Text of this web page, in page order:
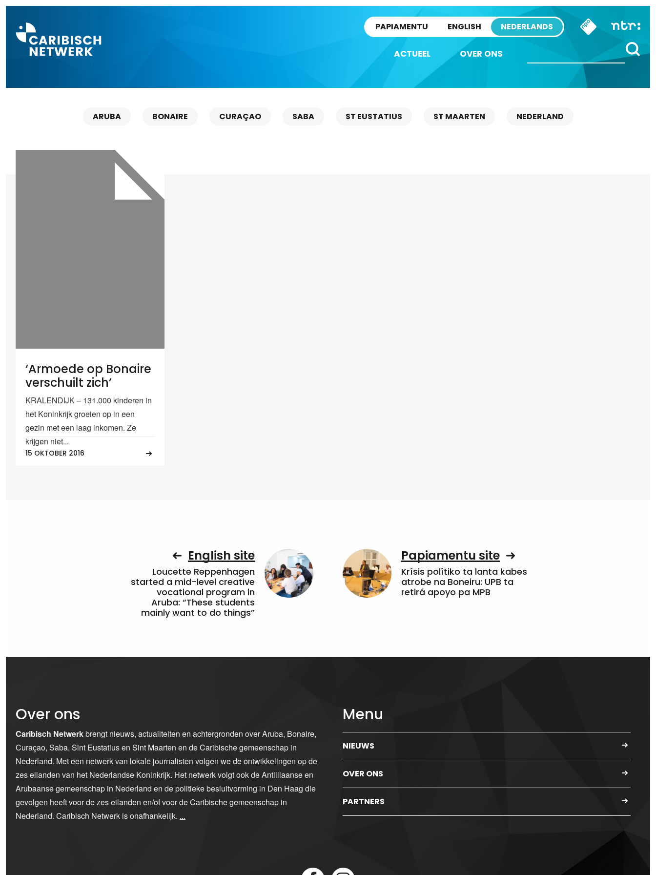
PAPIAMENTU ENGLISH NEDERLANDS
ACTUEEL OVER ONS
ARUBA BONAIRE CURAÇAO SABA ST EUSTATIUS ST MAARTEN NEDERLAND
‘Armoede op Bonaire
verschuilt zich’
KRALENDIJK – 131.000 kinderen in
het Koninkrijk groeien op in een
gezin met een laag inkomen. Ze
krijgen niet...
15 OKTOBER 2016
English site
Loucette Reppenhagen
started a mid-level creative
vocational program in
Aruba: “These students
mainly want to do things”
Papiamentu site
Krísis polítiko ta lanta kabes
atrobe na Boneiru: UPB ta
retirá apoyo pa MPB
Over ons
Caribisch Netwerkbrengt nieuws, actualiteiten en achtergronden over Aruba, Bonaire,
Curaçao, Saba, Sint Eustatius en Sint Maarten en de Caribische gemeenschap in
Nederland. Met een netwerk van lokale journalisten volgen we de ontwikkelingen op de
zes eilanden van het Nederlandse Koninkrijk. Het netwerk volgt ook de Antilliaanse en
Arubaanse gemeenschap in Nederland en de politieke besluitvorming in Den Haag die
gevolgen heeft voor de zes eilanden en/of voor de Caribische gemeenschap in
Nederland. Caribisch Netwerk is onafhankelijk. ...
Menu
NIEUWS
OVER ONS
PARTNERS